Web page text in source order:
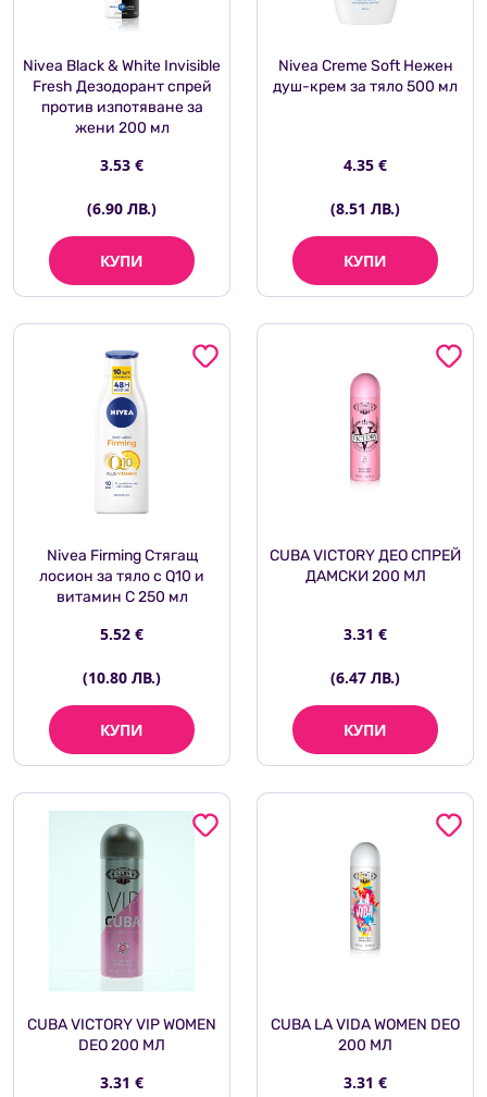
Nivea Black & White Invisible
Fresh Дезодорант спрей
против изпотяване за
жени 200 мл
3.53 €
(6.90 ЛВ.)
КУПИ
Nivea Creme Soft Нежен
душ-крем за тяло 500 мл
4.35 €
(8.51 ЛВ.)
КУПИ
Nivea Firming Стягащ
лосион за тяло с Q10 и
витамин C 250 мл
5.52 €
(10.80 ЛВ.)
КУПИ
CUBA VICTORY ДЕО СПРЕЙ
ДАМСКИ 200 МЛ
3.31 €
(6.47 ЛВ.)
КУПИ
CUBA VICTORY VIP WOMEN
DEO 200 МЛ
3.31 €
CUBA LA VIDA WOMEN DEO
200 МЛ
3.31 €